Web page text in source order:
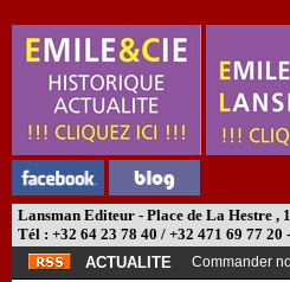
Lansman Editeur - Place de La Hestre ,
Tél : +32 64 23 78 40 / +32 471 69 77 20
ACTUALITE
Commander